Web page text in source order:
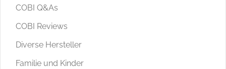
COBI Q&As
COBI Reviews
Diverse Hersteller
Familie und Kinder